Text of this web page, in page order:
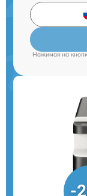
Нажимая на
-